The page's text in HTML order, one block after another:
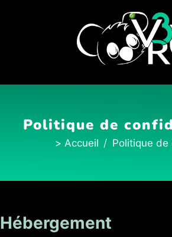
Politique de
Politique
Hébergement